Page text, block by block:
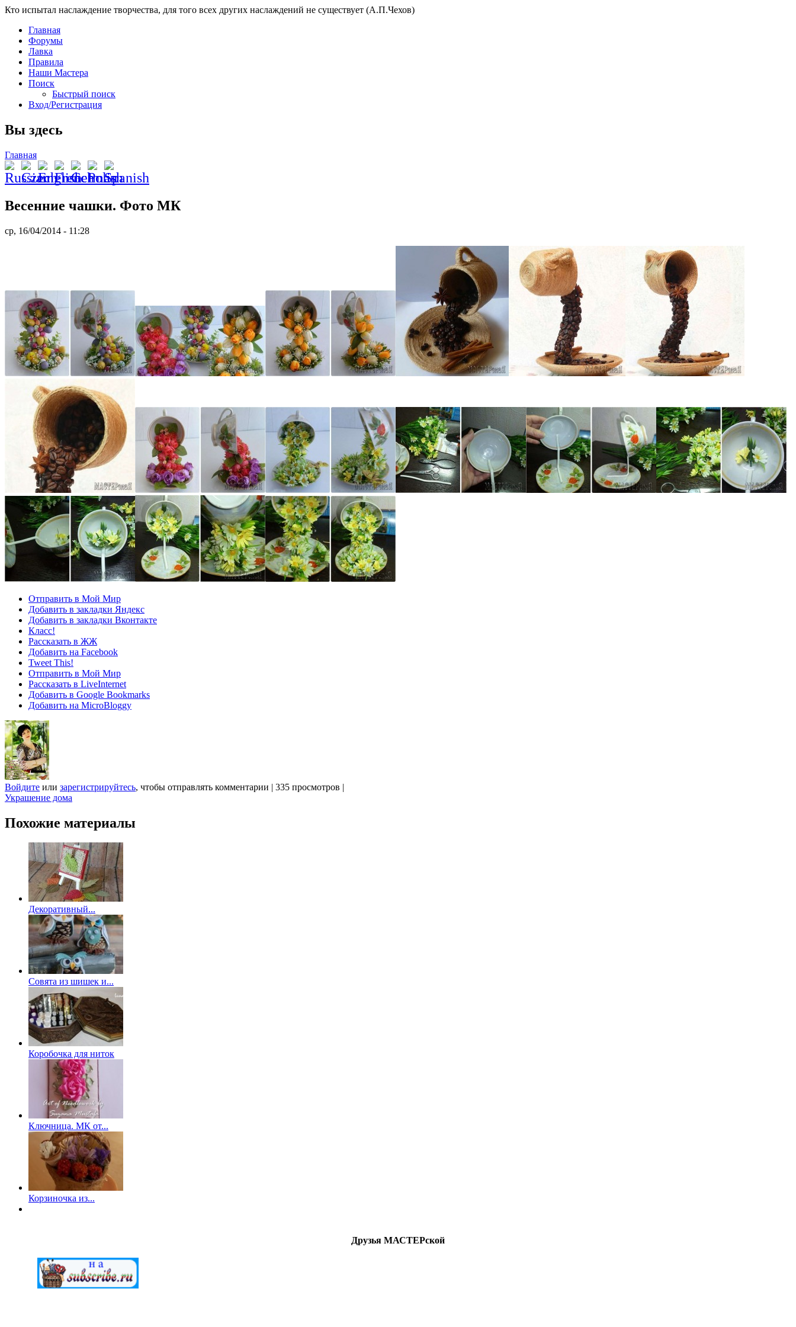
Кто испытал наслаждение творчества, для того всех других наслаждений не существует (А.П.Чехов)
Главная
Форумы
Лавка
Правила
Наши Мастера
Поиск
Быстрый поиск
Вход/Регистрация
Вы здесь
Главная
Весенние чашки. Фото МК
ср, 16/04/2014 - 11:28
Отправить в Мой Мир
Добавить в закладки Яндекс
Добавить в закладки Вконтакте
Класс!
Рассказать в ЖЖ
Добавить на Facebook
Tweet This!
Отправить в Мой Мир
Рассказать в LiveInternet
Добавить в Google Bookmarks
Добавить на MicroBloggy
Войдите или зарегистрируйтесь, чтобы отправлять комментарии | 335 просмотров |
Украшение дома
Похожие материалы
Декоративный...
Совята из шишек и...
Коробочка для ниток
Ключница. МК от...
Корзиночка из...
Друзья МАСТЕРской